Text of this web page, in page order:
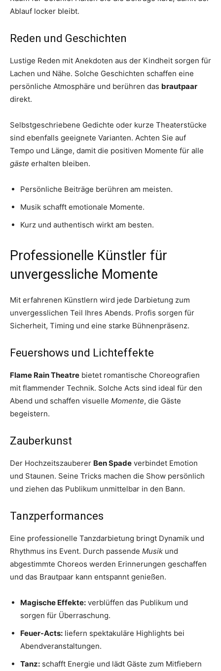
Ablauf locker bleibt.
Reden und Geschichten
Lustige Reden mit Anekdoten aus der Kindheit sorgen für
Lachen und Nähe. Solche Geschichten schaffen eine
persönliche Atmosphäre und berühren das brautpaar
direkt.
Selbstgeschriebene Gedichte oder kurze Theaterstücke
sind ebenfalls geeignete Varianten. Achten Sie auf
Tempo und Länge, damit die positiven Momente für alle
gäste erhalten bleiben.
Persönliche Beiträge berühren am meisten.
Musik schafft emotionale Momente.
Kurz und authentisch wirkt am besten.
Professionelle Künstler für
unvergessliche Momente
Mit erfahrenen Künstlern wird jede Darbietung zum
unvergesslichen Teil Ihres Abends. Profis sorgen für
Sicherheit, Timing und eine starke Bühnenpräsenz.
Feuershows und Lichteffekte
Flame Rain Theatre bietet romantische Choreografien
mit flammender Technik. Solche Acts sind ideal für den
Abend und schaffen visuelle Momente, die Gäste
begeistern.
Zauberkunst
Der Hochzeitszauberer Ben Spade verbindet Emotion
und Staunen. Seine Tricks machen die Show persönlich
und ziehen das Publikum unmittelbar in den Bann.
Tanzperformances
Eine professionelle Tanzdarbietung bringt Dynamik und
Rhythmus ins Event. Durch passende Musik und
abgestimmte Choreos werden Erinnerungen geschaffen
und das Brautpaar kann entspannt genießen.
Magische Effekte: verblüffen das Publikum und
sorgen für Überraschung.
Feuer-Acts: liefern spektakuläre Highlights bei
Abendveranstaltungen.
Tanz: schafft Energie und lädt Gäste zum Mitfiebern